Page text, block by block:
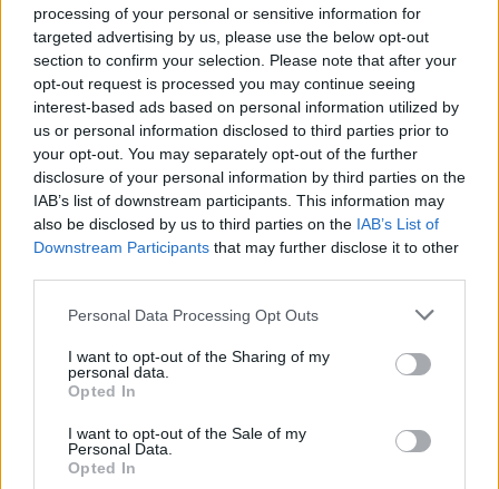
processing of your personal or sensitive information for
targeted advertising by us, please use the below opt-out
section to confirm your selection. Please note that after your
opt-out request is processed you may continue seeing
interest-based ads based on personal information utilized by
us or personal information disclosed to third parties prior to
your opt-out. You may separately opt-out of the further
disclosure of your personal information by third parties on the
IAB’s list of downstream participants. This information may
also be disclosed by us to third parties on the IAB’s List of
Downstream Participants that may further disclose it to other
Personal Data Processing Opt Outs
I want to opt-out of the Sharing of my
personal data.
Opted In
I want to opt-out of the Sale of my
Personal Data.
Opted In
Εγγραφή στο newsletter
Αποδέχομαι τους
και την πολιτική απορρήτου